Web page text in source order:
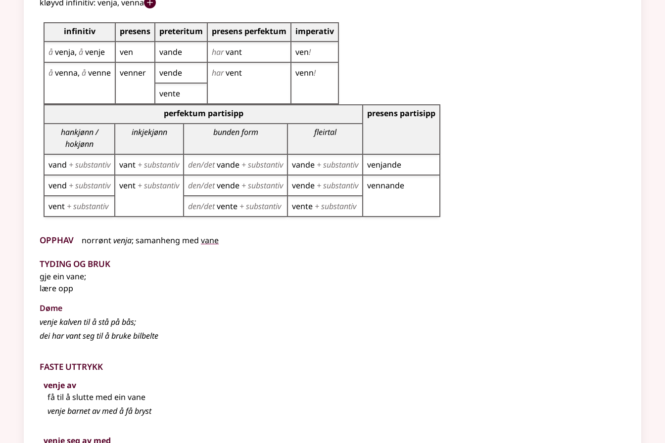
kløyvd infinitiv: venja, venna
Bøyningstabell for dette verbet
infinitiv presens preteritum presens perfektum
imperativ
åvenja åvenje ven vande harvant ven!
åvenna åvenne venner vende harvent venn!
vente
Bøyningstabell for dette verbet (partisippformer)
perfektum partisipp
presens partisipp
hankjønn /
hokjønn
inkjekjønn bunden form fleirtal
vand + substantiv vant + substantiv den/detvande + substantiv vande + substantiv
venjande
vend + substantiv vent + substantiv den/detvende + substantiv vende + substantiv
vennande
vent + substantiv den/detvente + substantiv vente + substantiv
Opphav norrøntvenja; samanheng med vane
Tyding og bruk
gje ein vane;
lære opp
Døme
venjekalven til å stå på bås;
dei har vant seg til å bruke bilbelte
Faste uttrykk
venje av
få til å slutte med ein vane
venje barnet av med å få bryst
venje seg av med